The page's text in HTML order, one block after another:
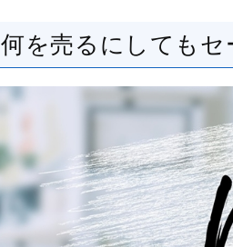
何を売るにしても